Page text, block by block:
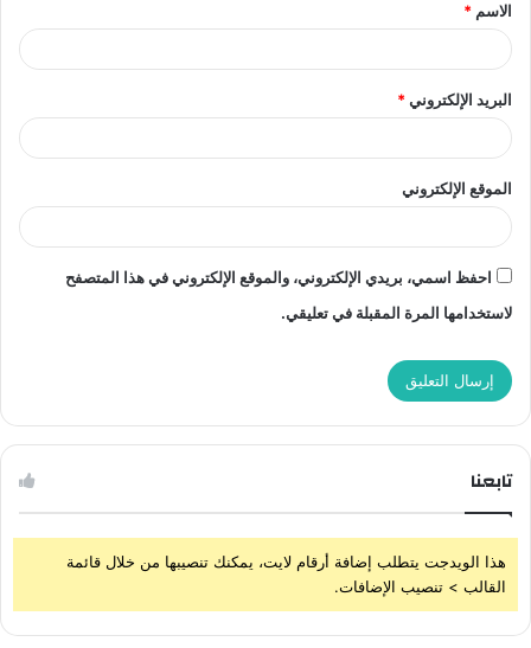
*
الاسم *
البريد الإلكتروني*
الموقع الإلكتروني
احفظ اسمي، بريدي الإلكتروني، والموقع الإلكتروني في هذا المتصفح
لاستخدامها المرة المقبلة في تعليقي.
تابعنا
هذا الويدجت يتطلب إضافة أرقام لايت، يمكنك تنصيبها من خلال قائمة
القالب > تنصيب الإضافات.